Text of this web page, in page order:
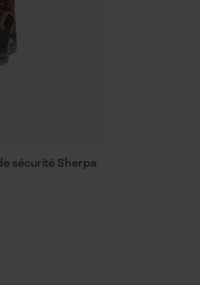
sécurité Sherpa